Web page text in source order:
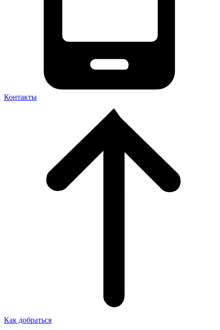
Контакты
Как добраться